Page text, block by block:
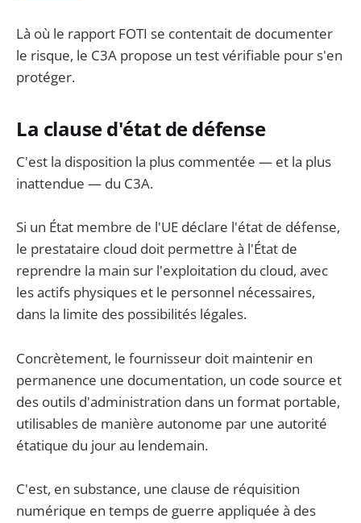
Là où le rapport FOTI se contentait de documenter
le risque, le C3A propose un test vérifiable pour s'en
protéger.
La clause d'état de défense
C'est la disposition la plus commentée — et la plus
inattendue — du C3A.
Si un État membre de l'UE déclare l'état de défense,
le prestataire cloud doit permettre à l'État de
reprendre la main sur l'exploitation du cloud, avec
les actifs physiques et le personnel nécessaires,
dans la limite des possibilités légales.
Concrètement, le fournisseur doit maintenir en
permanence une documentation, un code source et
des outils d'administration dans un format portable,
utilisables de manière autonome par une autorité
étatique du jour au lendemain.
C'est, en substance, une clause de réquisition
numérique en temps de guerre appliquée à des